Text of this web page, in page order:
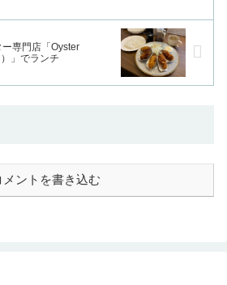
専門店「Oyster
」でランチ
メントを書き込む